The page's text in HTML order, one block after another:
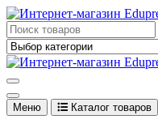
Перейти
к
содержимому
Edupress Uzbekistan,
английском языке
английском языке
Меню Каталог товаров